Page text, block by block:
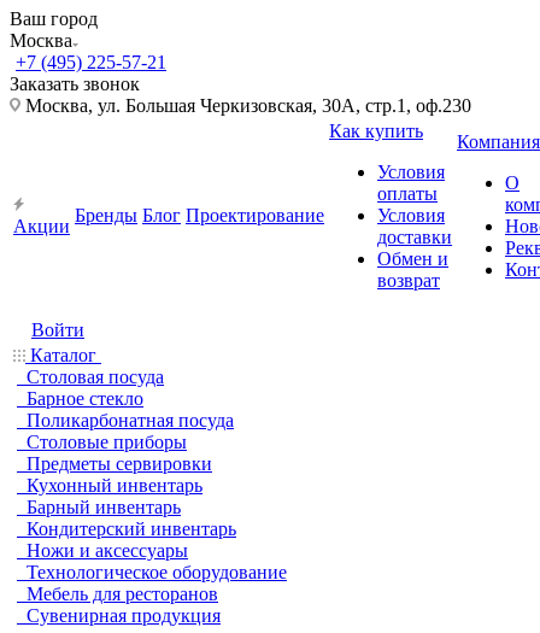
Ваш город
Москва
+7 (495) 225-57-21
Заказать звонок
Москва, ул. Большая Черкизовская, 30А, стр.1, оф.230
Акции
Бренды Блог Проектирование
Как купить
Условия
оплаты
Условия
доставки
Обмен и
возврат
Компания
О
Войти
Каталог
Столовая посуда
Барное стекло
Поликарбонатная посуда
Столовые приборы
Предметы сервировки
Кухонный инвентарь
Барный инвентарь
Кондитерский инвентарь
Ножи и аксессуары
Технологическое оборудование
Мебель для ресторанов
Сувенирная продукция